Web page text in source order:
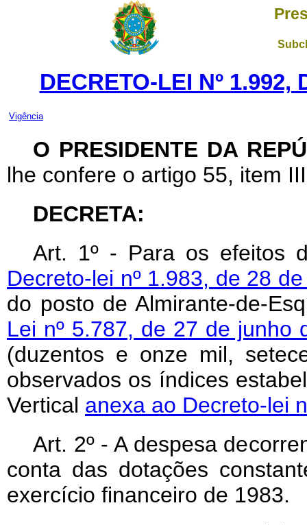
DECRETO-LEI Nº 1.992,
Vigência
O PRESIDENTE DA
lhe confere o artigo 55, item
DECRETA:
Art. 1º - Para os efeitos
Decreto-lei nº 1.983, de 28
do posto de Almirante-de-
Lei nº 5.787, de 27 de junho
(duzentos e onze mil,
observados os índices
Vertical anexa ao Decreto-lei
Art. 2º - A despesa
conta das dotações
exercício financeiro de 1983.